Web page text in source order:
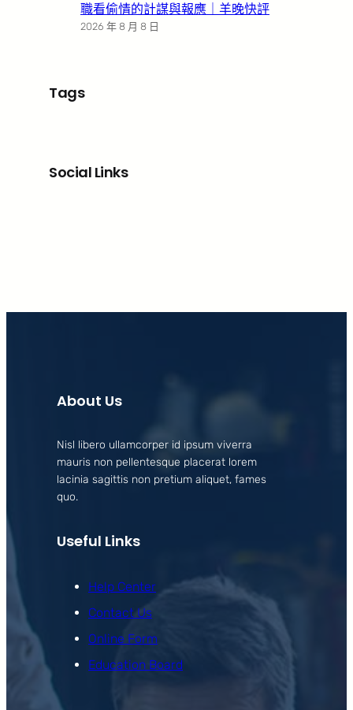
職看偷情的計謀與報應｜羊晚快評
2026 年 8 月 8 日
Tags
Social Links
About Us
Nisl libero ullamcorper id ipsum viverra
mauris non pellentesque placerat lorem
lacinia sagittis non pretium aliquet, fames
quo.
Useful Links
Help Center
Contact Us
Online Form
Education Board